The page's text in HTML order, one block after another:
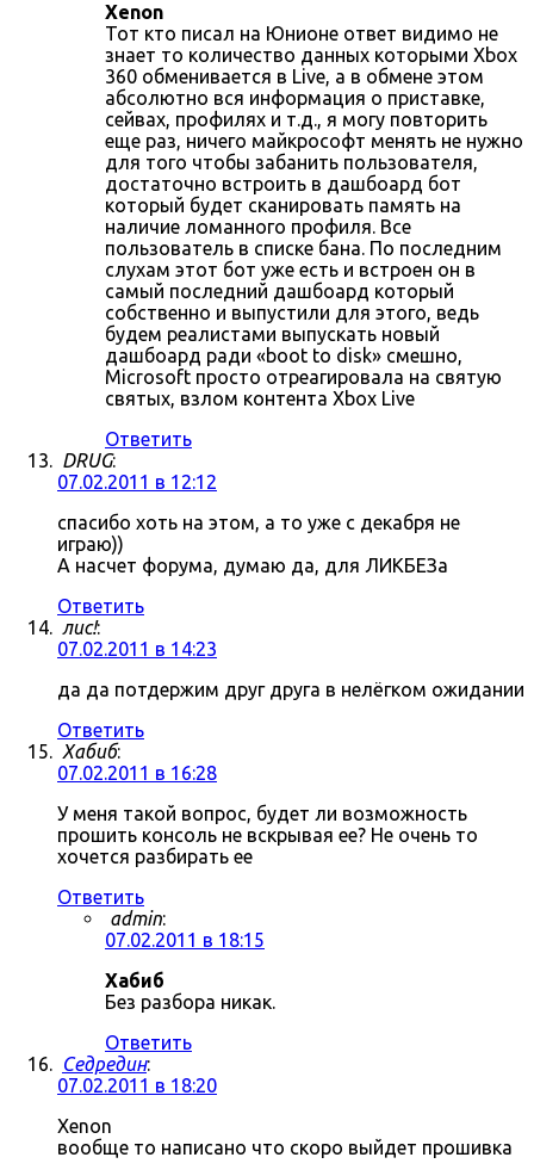
Xenon
Тот кто писал на Юнионе ответ видимо не
знает то количество данных которыми Xbox
360 обменивается в Live, а в обмене этом
абсолютно вся информация о приставке,
сейвах, профилях и т.д., я могу повторить
еще раз, ничего майкрософт менять не нужно
для того чтобы забанить пользователя,
достаточно встроить в дашбоард бот
который будет сканировать память на
наличие ломанного профиля. Все
пользователь в списке бана. По последним
слухам этот бот уже есть и встроен он в
самый последний дашбоард который
собственно и выпустили для этого, ведь
будем реалистами выпускать новый
дашбоард ради «boot to disk» смешно,
Microsoft просто отреагировала на святую
святых, взлом контента Xbox Live
Ответить
DRUG:
07.02.2011 в 12:12
спасибо хоть на этом, а то уже с декабря не
играю))
А насчет форума, думаю да, для ЛИКБЕЗа
Ответить
лис!:
07.02.2011 в 14:23
да да потдержим друг друга в нелёгком ожидании
Ответить
Хабиб:
07.02.2011 в 16:28
У меня такой вопрос, будет ли возможность
прошить консоль не вскрывая ее? Не очень то
хочется разбирать ее
Ответить
admin:
07.02.2011 в 18:15
Хабиб
Без разбора никак.
Ответить
Седредин:
07.02.2011 в 18:20
Xenon
вообще то написано что скоро выйдет прошивка